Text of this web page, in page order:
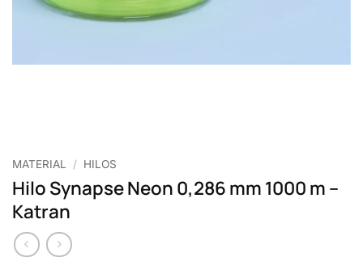
MATERIAL / HILOS
Hilo Synapse Neon 0,286 mm 1000 m –
Katran